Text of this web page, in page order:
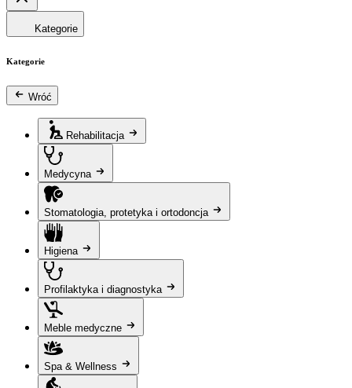
Kategorie
Kategorie
Wróć
Rehabilitacja
Medycyna
Stomatologia, protetyka i ortodoncja
Higiena
Profilaktyka i diagnostyka
Meble medyczne
Spa & Wellness